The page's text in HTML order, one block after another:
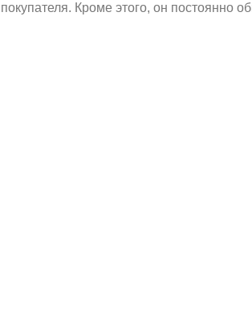
покупателя. Кроме этого, он постоянно